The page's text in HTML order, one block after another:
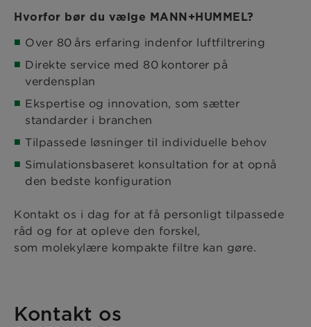
Hvorfor bør du vælge MANN+HUMMEL?
Over 80 års erfaring indenfor luftfiltrering
Direkte service med 80 kontorer på
verdensplan
Ekspertise og innovation, som sætter
standarder i branchen
Tilpassede løsninger til individuelle behov
Simulationsbaseret konsultation for at opnå
den bedste konfiguration
​​​Kontakt os i dag for at få personligt tilpassede
råd og for at opleve den forskel,
som molekylære kompakte filtre kan gøre.
Kontakt os